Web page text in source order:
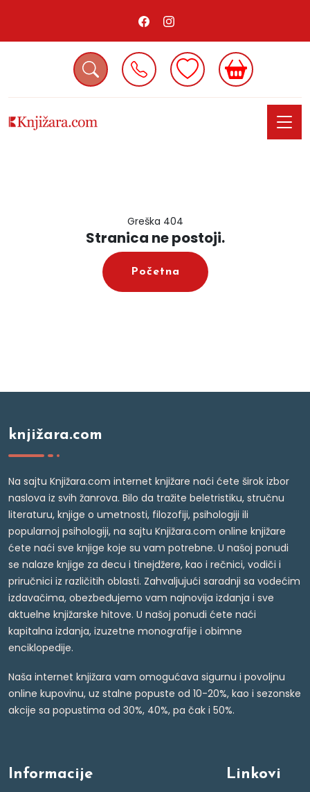
Greška 404
Stranica ne postoji.
Početna
knjižara.com
Na sajtu Knjižara.com internet knjižare naći ćete širok izbor
naslova iz svih žanrova. Bilo da tražite beletristiku, stručnu
literaturu, knjige o umetnosti, filozofiji, psihologiji ili
popularnoj psihologiji, na sajtu Knjižara.com online knjižare
ćete naći sve knjige koje su vam potrebne. U našoj ponudi
se nalaze knjige za decu i tinejdžere, kao i rečnici, vodiči i
priručnici iz različitih oblasti. Zahvaljujući saradnji sa vodećim
izdavačima, obezbeđujemo vam najnovija izdanja i sve
aktuelne knjižarske hitove. U našoj ponudi ćete naći
kapitalna izdanja, izuzetne monografije i obimne
enciklopedije.
Naša internet knjižara vam omogućava sigurnu i povoljnu
online kupovinu, uz stalne popuste od 10-20%, kao i sezonske
akcije sa popustima od 30%, 40%, pa čak i 50%.
Informacije Linkovi